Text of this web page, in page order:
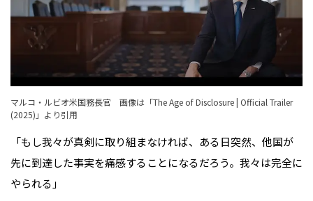
マルコ・ルビオ米国務長官 画像は「The Age of Disclosure | Official Trailer
(2025) 」より引用
「もし我々が真剣に取り組まなければ、ある日突然、他国が
先に到達した事実を痛感することになるだろう。我々は完全に
やられる」